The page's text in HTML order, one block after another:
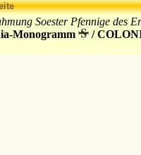
Soester Pfennige des
Monogramm
/